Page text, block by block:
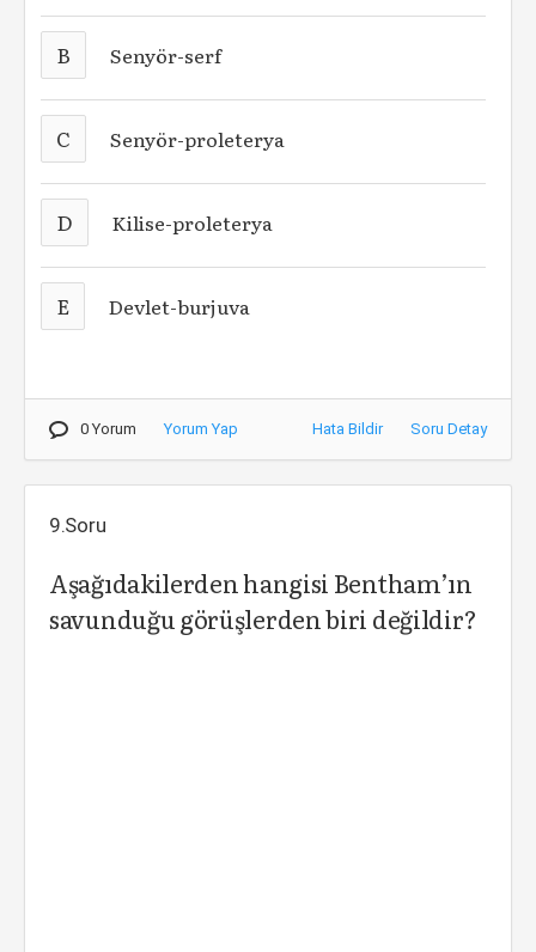
B Senyör-serf
C Senyör-proleterya
D Kilise-proleterya
E Devlet-burjuva
0 Yorum Yorum Yap Hata Bildir Soru Detay
9.Soru
Aşağıdakilerden hangisi Bentham’ın
savunduğu görüşlerden biri değildir?